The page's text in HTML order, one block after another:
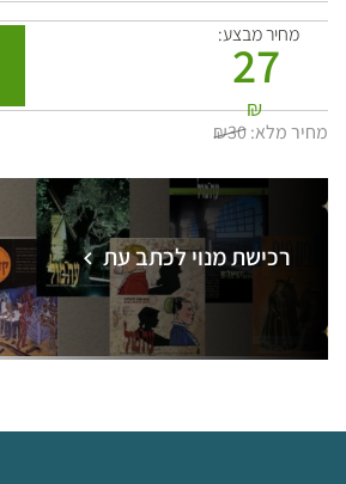
מחיר מבצע:
27
₪
מחיר מלא:₪30
רכישת מנוי לכתב עת